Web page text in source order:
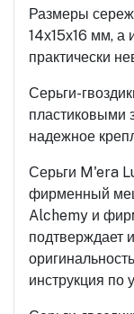
Размеры
14х15х16 мм, а
практически
Серьги-
пластиковыми
надежное
Серьги M'era
фирменный
Alchemy и
подтверждает
инструкция по